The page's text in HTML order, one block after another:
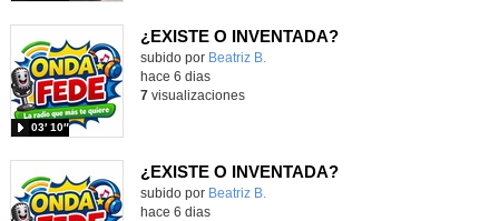
¿EXISTE O INVENTADA?
Contenido educativo.
subido por Beatriz B.
03′ 10″
hace 6 dias
7visualizaciones
¿EXISTE O INVENTADA?
Contenido educativo.
subido por Beatriz B.
hace 6 dias